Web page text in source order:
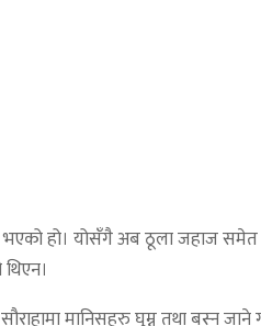
भएको हो। योसँगै अब ठूला जहाज
मानिसहरु घुम्न तथा बस्न